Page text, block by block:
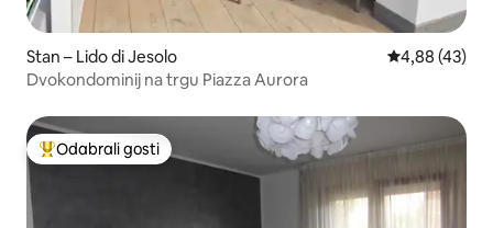
Stan – Lido di Jesolo Prosječna
4,88 (43)
Dvokondominij na trgu Piazza Aurora
Među najviše rangiranima s oznakom „Odabrali gosti”
Odabrali gosti